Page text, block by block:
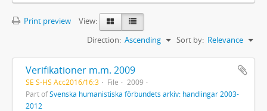
Print preview
View:
Sort by: Relevance
Direction: Ascending
Verifikationer m.m. 2009
SE S-HS Acc2016/16:3 File
2009
Part ofSvenska humanistiska förbundets arkiv: handlingar 2003-
2012